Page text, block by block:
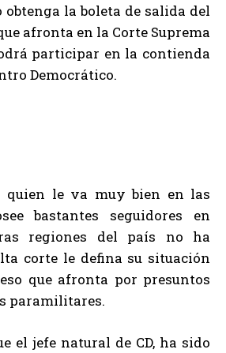
obtenga la boleta de salida del
afronta en la Corte Suprema
participar en la contienda
Democrático.
quien le va muy bien en las
bastantes seguidores en
regiones del país no ha
corte le defina su situación
que afronta por presuntos
paramilitares.
el jefe natural de CD, ha sido